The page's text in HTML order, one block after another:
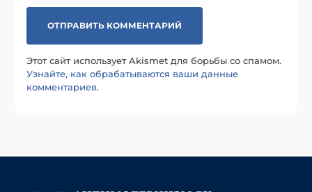
Этот сайт использует Akismet для борьбы со спамом.
Узнайте, как обрабатываются ваши данные
комментариев.